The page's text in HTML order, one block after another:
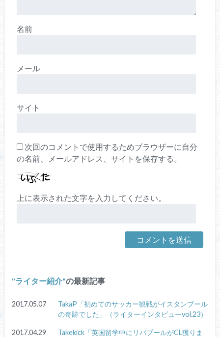
名前
メール
サイト
次回のコメントで使用するためブラウザーに自分
の名前、メールアドレス、サイトを保存する。
上に表示された文字を入力してください。
ライター紹介 の最新記事
2017.05.07
TakaP「初めてのサッカー観戦がイスタンブール
の奇跡でした」（ライターインタビューvol.23）
2017.04.29
Takekick「英国留学中にリバプールがCL獲りま